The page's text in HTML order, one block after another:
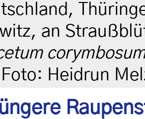
an
Heidrun